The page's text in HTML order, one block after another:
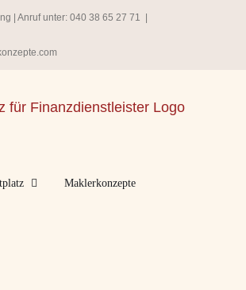
| Anruf unter: 040 38 65 27 71
Maklerkonzepte